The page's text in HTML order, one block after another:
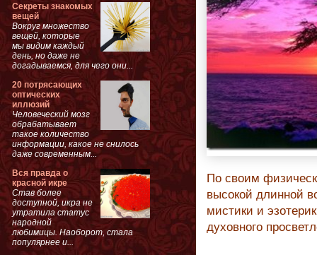
По своим
высокой длинной
мистики и
духовного
Секреты знакомых
вещей
Вокруг множество
вещей, которые
мы видим каждый
день, но даже не
догадываемся, для чего они...
20 потрясающих
оптических
иллюзий
Человеческий мозг
обрабатывает
такое количество
информации, какое не снилось
даже современным...
Вся правда о
красной икре
Став более
доступной, икра не
утратила статус
народной
любимицы. Наоборот, стала
популярнее и...